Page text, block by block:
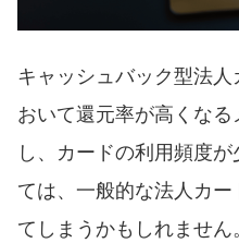
キャッシュバック型法
おいて還元率が高くな
し、カードの利用頻度
ては、一般的な法人カ
てしまうかもしれません。